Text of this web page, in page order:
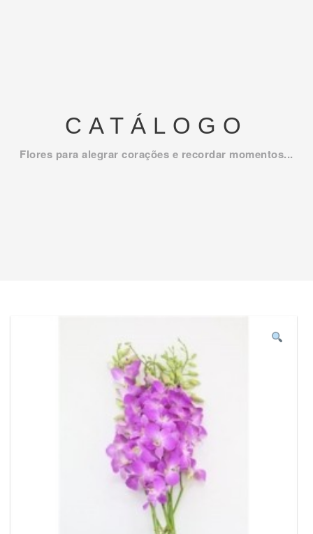
CATÁLOGO
Flores para alegrar corações e recordar momentos...